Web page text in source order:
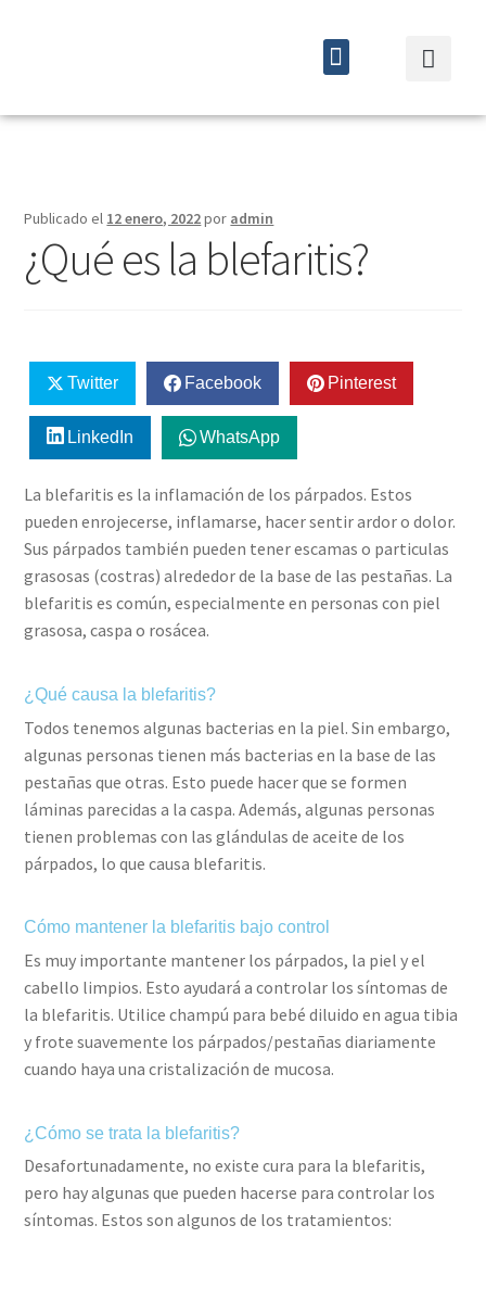
Publicado el 12 enero, 2022por admin
¿Qué es la blefaritis?
Twitter Facebook Pinterest
LinkedIn WhatsApp
La blefaritis es la inflamación de los párpados. Estos
pueden enrojecerse, inflamarse, hacer sentir ardor o dolor.
Sus párpados también pueden tener escamas o particulas
grasosas (costras) alrededor de la base de las pestañas. La
blefaritis es común, especialmente en personas con piel
grasosa, caspa o rosácea.
¿Qué causa la blefaritis?
Todos tenemos algunas bacterias en la piel. Sin embargo,
algunas personas tienen más bacterias en la base de las
pestañas que otras. Esto puede hacer que se formen
láminas parecidas a la caspa. Además, algunas personas
tienen problemas con las glándulas de aceite de los
párpados, lo que causa blefaritis.
Cómo mantener la blefaritis bajo control
Es muy importante mantener los párpados, la piel y el
cabello limpios. Esto ayudará a controlar los síntomas de
la blefaritis. Utilice champú para bebé diluido en agua tibia
y frote suavemente los párpados/pestañas diariamente
cuando haya una cristalización de mucosa.
¿Cómo se trata la blefaritis?
Desafortunadamente, no existe cura para la blefaritis,
pero hay algunas que pueden hacerse para controlar los
síntomas. Estos son algunos de los tratamientos: